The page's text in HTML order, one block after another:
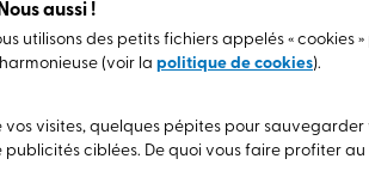
aussi !
utilisons des petits fichiers appelés « cookies
(voir la politique de cookies).
vos visites, quelques pépites pour sauvegarder
ciblées. De quoi vous faire profiter au